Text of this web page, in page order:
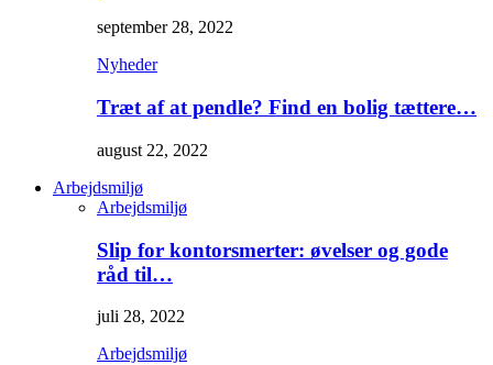
september 28, 2022
Nyheder
Træt af at pendle? Find en bolig tættere…
august 22, 2022
Arbejdsmiljø
Arbejdsmiljø
Slip for kontorsmerter: øvelser og gode
råd til…
juli 28, 2022
Arbejdsmiljø